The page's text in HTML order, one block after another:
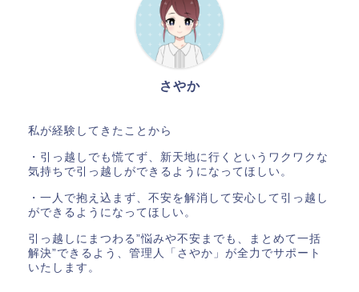
さやか
私が経験してきたことから
・引っ越しでも慌てず、新天地に行くというワクワクな
気持ちで引っ越しができるようになってほしい。
・一人で抱え込まず、不安を解消して安心して引っ越し
ができるようになってほしい。
引っ越しにまつわる”悩みや不安までも、まとめて一括
解決”できるよう、管理人「さやか」が全力でサポート
いたします。